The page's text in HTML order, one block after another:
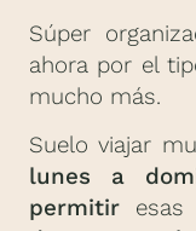
Súper
ahora por el
mucho más.
Suelo viajar
lunes a
permitir esas